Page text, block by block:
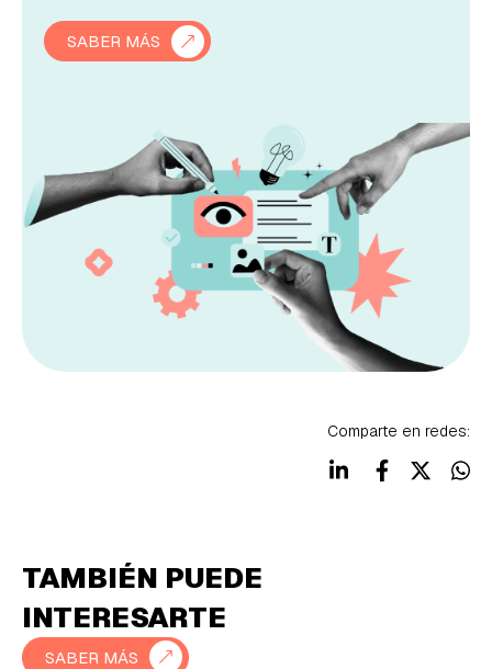
SABER MÁS
Comparte en redes:
TAMBIÉN PUEDE
INTERESARTE
SABER MÁS